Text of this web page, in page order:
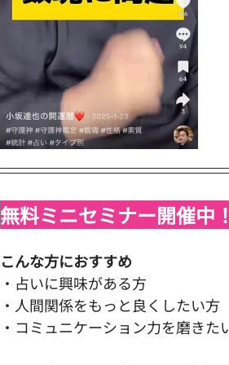
無料ミニセミナー開催中
こんな方におすすめ
・占いに興味がある方
・人間関係をもっと良くしたい方
・コミュニケーション力を磨きた